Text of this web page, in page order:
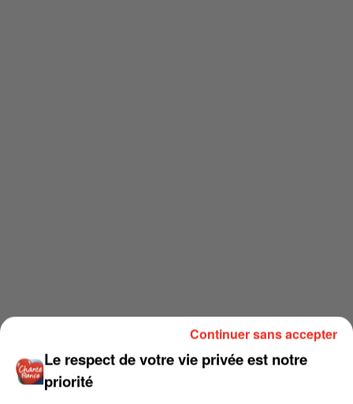
Le respect de votre vie privée est notre
priorité
Continuer sans accepter